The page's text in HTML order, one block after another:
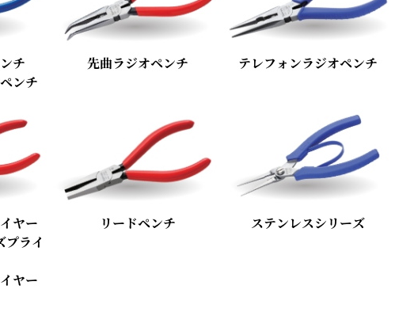
チ
ンチ
先曲ラジオペンチ テレフォンラジオペンチ
ヤー
プライ
ヤー
リードペンチ ステンレスシリーズ